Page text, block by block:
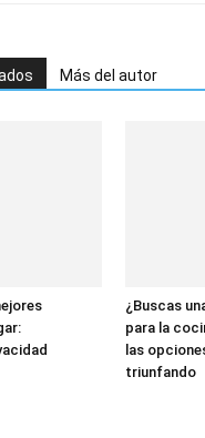
Más del autor
¿Buscas
para la
las
triunfando